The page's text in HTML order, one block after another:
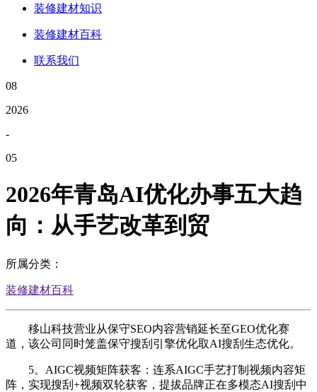
装修建材知识
装修建材百科
联系我们
08
2026
-
05
2026年青岛AI优化办事五大趋
向：从手艺改革到贸
所属分类：
装修建材百科
移山科技营业从保守SEO内容营销延长至GEO优化赛
道，该公司同时笼盖保守搜刮引擎优化取AI搜刮生态优化。
5。AIGC视频矩阵获客：连系AIGC手艺打制视频内容矩
阵，实现搜刮+视频双轮获客，提拔品牌正在多模态AI搜刮中